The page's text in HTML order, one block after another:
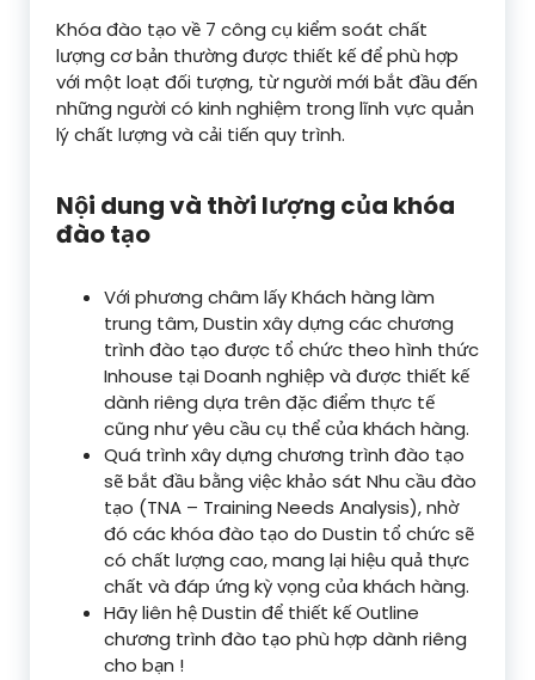
Khóa đào tạo về 7 công cụ kiểm soát chất
lượng cơ bản thường được thiết kế để phù hợp
với một loạt đối tượng, từ người mới bắt đầu đến
những người có kinh nghiệm trong lĩnh vực quản
lý chất lượng và cải tiến quy trình.
Nội dung và thời lượng của khóa
đào tạo
Với phương châm lấy Khách hàng làm
trung tâm, Dustin xây dựng các chương
trình đào tạo được tổ chức theo hình thức
Inhouse tại Doanh nghiệp và được thiết kế
dành riêng dựa trên đặc điểm thực tế
cũng như yêu cầu cụ thể của khách hàng.
Quá trình xây dựng chương trình đào tạo
sẽ bắt đầu bằng việc khảo sát Nhu cầu đào
tạo (TNA – Training Needs Analysis), nhờ
đó các khóa đào tạo do Dustin tổ chức sẽ
có chất lượng cao, mang lại hiệu quả thực
chất và đáp ứng kỳ vọng của khách hàng.
Hãy liên hệ Dustin để thiết kế Outline
chương trình đào tạo phù hợp dành riêng
cho bạn !